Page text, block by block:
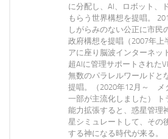
に分配し、AI、ロボット、
もらう世界構想を提唱。
しがらみのない公正に市民
政府構想を提唱（2007年上
アに座り脳波インターネッ
超AIに管理サポートされた
無数のパラレルワールドと
提唱。（2020年12月～ メ
一部が主流化しました）
能力拡張すると、惑星管理
星シミュレートして、その
する神になる時代が来る。